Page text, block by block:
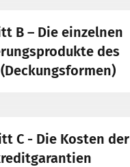
B – Die einzelnen
des
C - Die Kosten der